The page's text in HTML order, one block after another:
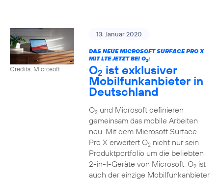
Credits: Microsoft
13. Januar 2020
DAS NEUE MICROSOFT SURFACE PRO X
MIT LTE JETZT BEI O2:
O2 ist exklusiver
Mobilfunkanbieter in
Deutschland
O2und Microsoft definieren
gemeinsam das mobile Arbeiten
neu. Mit dem Microsoft Surface
Pro X erweitert O2nicht nur sein
Produktportfolio um die beliebten
2-in-1-Geräte von Microsoft. O2ist
auch der einzige Mobilfunkanbieter